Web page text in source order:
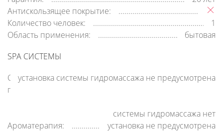
Антискользящее покрытие:
Количество человек:
1
Область применения:
бытовая
SPA СИСТЕМЫ
Система
гидромассажа:
установка системы гидромассажа не предусмотрена
системы гидромассажа нет
Ароматерапия:
установка не предусмотрена